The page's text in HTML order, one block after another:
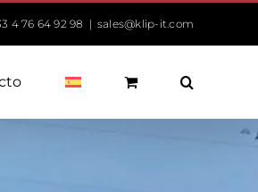
4 76 64 92 98 | sales@klip-it.com